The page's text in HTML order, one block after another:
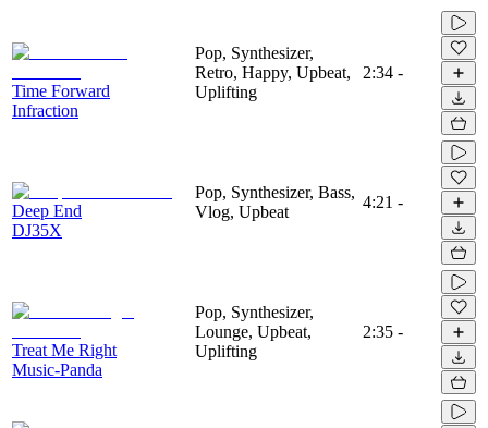
Time Forward
Infraction
Pop, Synthesizer,
Retro, Happy, Upbeat,
Uplifting
2:34 -
Deep End
DJ35X
Pop, Synthesizer, Bass,
Vlog, Upbeat
4:21 -
Treat Me Right
Music-Panda
Pop, Synthesizer,
Lounge, Upbeat,
Uplifting
2:35 -